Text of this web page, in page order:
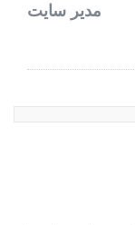
مدیر سایت